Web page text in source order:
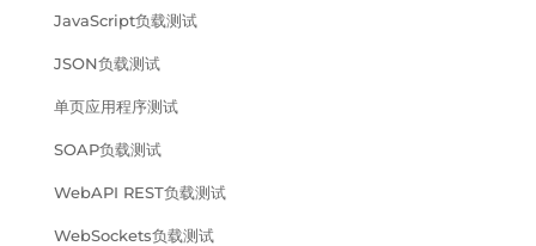
JavaScript负载测试
JSON负载测试
单页应用程序测试
SOAP负载测试
WebAPI REST负载测试
WebSockets负载测试